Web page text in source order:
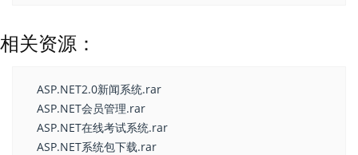
相关资源：
ASP.NET2.0新闻系统.rar
ASP.NET会员管理.rar
ASP.NET在线考试系统.rar
ASP.NET系统包下载.rar